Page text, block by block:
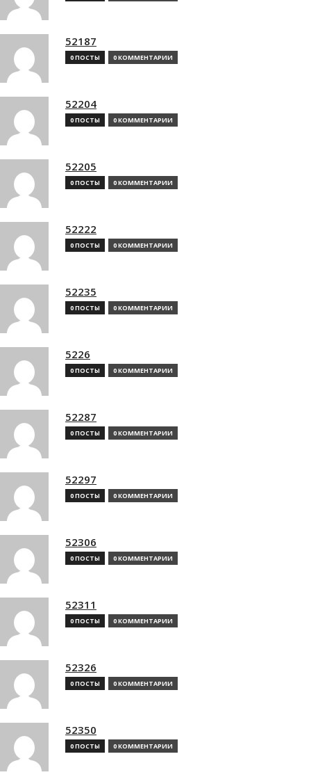
52187
0 ПОСТЫ 0 КОММЕНТАРИИ
52204
0 ПОСТЫ 0 КОММЕНТАРИИ
52205
0 ПОСТЫ 0 КОММЕНТАРИИ
52222
0 ПОСТЫ 0 КОММЕНТАРИИ
52235
0 ПОСТЫ 0 КОММЕНТАРИИ
5226
0 ПОСТЫ 0 КОММЕНТАРИИ
52287
0 ПОСТЫ 0 КОММЕНТАРИИ
52297
0 ПОСТЫ 0 КОММЕНТАРИИ
52306
0 ПОСТЫ 0 КОММЕНТАРИИ
52311
0 ПОСТЫ 0 КОММЕНТАРИИ
52326
0 ПОСТЫ 0 КОММЕНТАРИИ
52350
0 ПОСТЫ 0 КОММЕНТАРИИ